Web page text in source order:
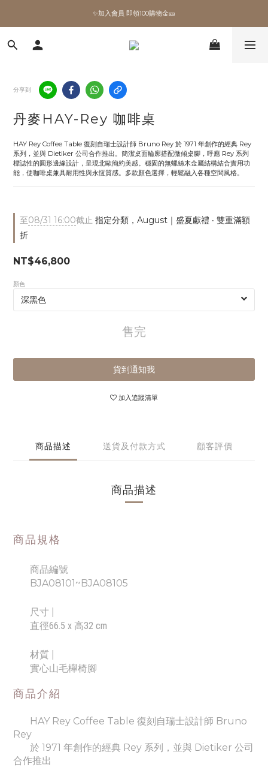
✨加入會員 即領100購物金🎫
✨加入會員 即領100購物金🎫
全館滿額現折🔥
✨加入會員 即領100購物金🎫
分享到
丹麥HAY-Rey 咖啡桌
HAY Rey Coffee Table 復刻自瑞士設計師 Bruno Rey 於 1971 年創作的經典 Rey
系列，並與 Dietiker 公司合作推出。簡潔桌面輪廓搭配微傾桌腳，呼應 Rey 系列
標誌性的圓形邊緣設計，呈現北歐簡約美感。穩固的無螺絲木金屬結構結合實用功
能，使咖啡桌兼具耐用性與永恆質感。多款顏色選擇，輕鬆融入各種空間風格。
至08/31 16:00截止 指定分類，August｜盛夏獻禮 ‧ 雙重滿額
折
NT$46,800
顏色
售完
貨到通知我
加入追蹤清單
商品描述 送貨及付款方式 顧客評價
商品描述
商品規格
商品編號
BJA08101~BJA08105
尺寸
直徑66.5 x 高32 cm
材質 |
實心山毛櫸椅腳
商品介紹
HAY Rey Coffee Table 復刻自瑞士設計師 Bruno
Rey
於 1971 年創作的經典 Rey 系列，並與 Dietiker 公司
合作推出